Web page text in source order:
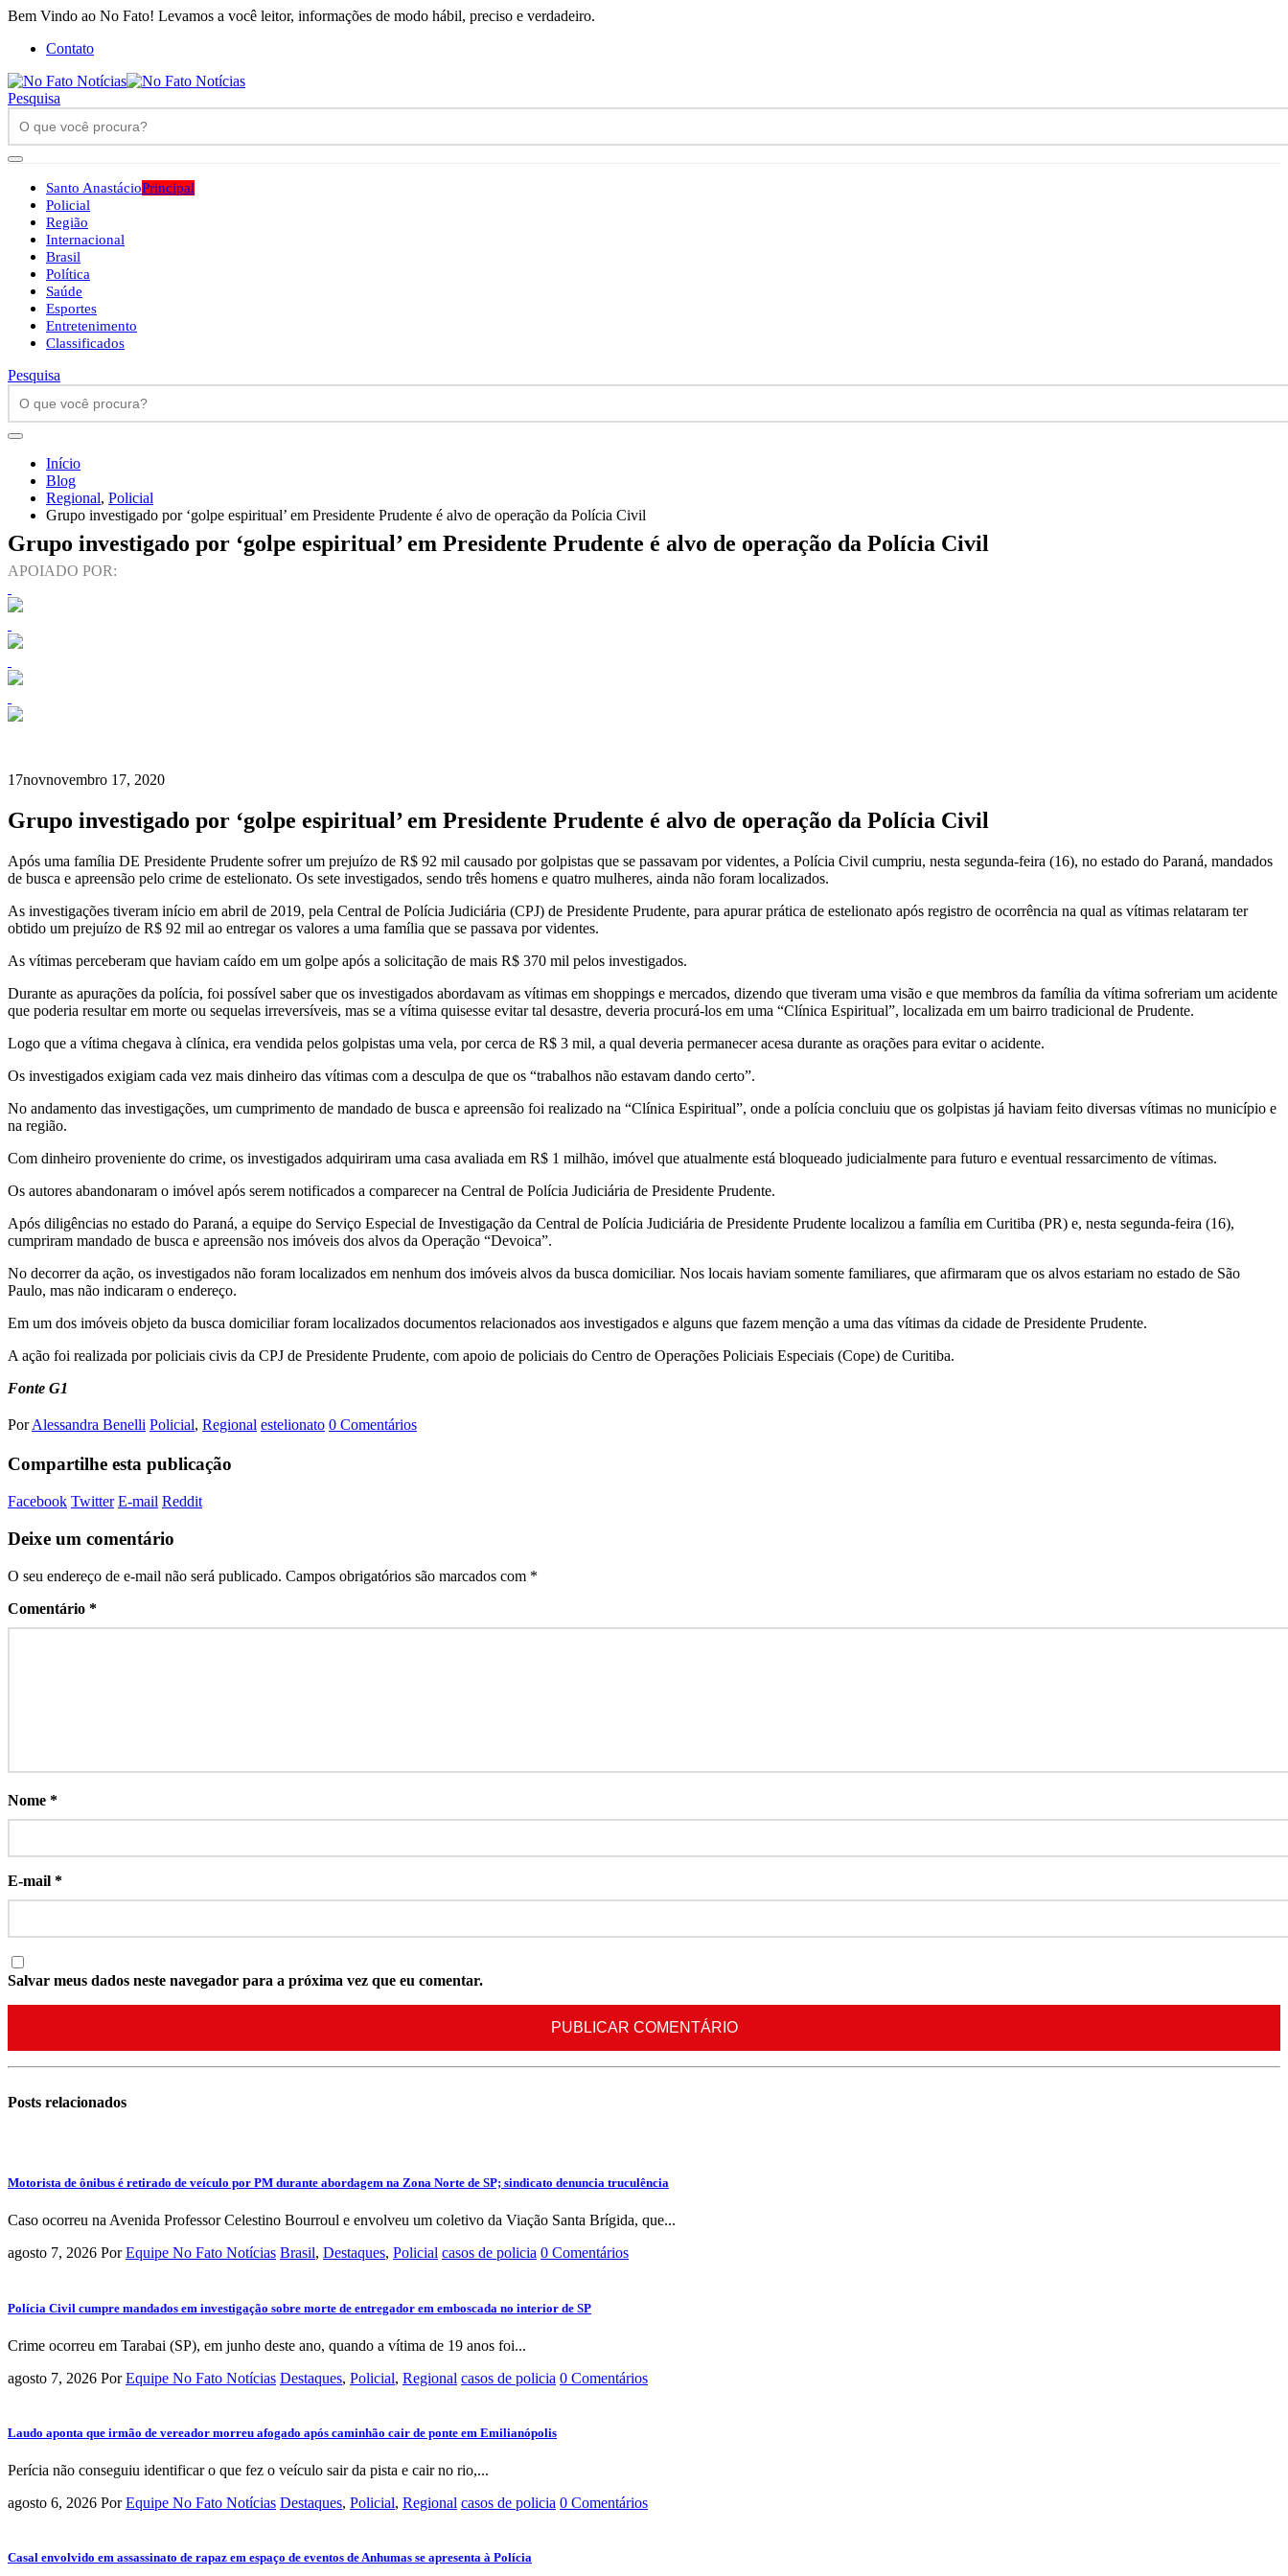
Bem Vindo ao No Fato! Levamos a você leitor, informações de modo hábil, preciso e verdadeiro.
Contato
Pesquisa
Santo AnastácioPrincipal
Policial
Região
Internacional
Brasil
Política
Saúde
Esportes
Entretenimento
Classificados
Pesquisa
Início
Blog
Regional, Policial
Grupo investigado por ‘golpe espiritual’ em Presidente Prudente é alvo de operação da Polícia Civil
Grupo investigado por ‘golpe espiritual’ em Presidente Prudente é alvo de operação da Polícia Civil
APOIADO POR:
17novnovembro 17, 2020
Grupo investigado por ‘golpe espiritual’ em Presidente Prudente é alvo de operação da Polícia Civil
Após uma família DE Presidente Prudente sofrer um prejuízo de R$ 92 mil causado por golpistas que se passavam por videntes, a Polícia Civil cumpriu, nesta segunda-feira (16), no estado do Paraná, mandados
de busca e apreensão pelo crime de estelionato. Os sete investigados, sendo três homens e quatro mulheres, ainda não foram localizados.
As investigações tiveram início em abril de 2019, pela Central de Polícia Judiciária (CPJ) de Presidente Prudente, para apurar prática de estelionato após registro de ocorrência na qual as vítimas relataram ter
obtido um prejuízo de R$ 92 mil ao entregar os valores a uma família que se passava por videntes.
As vítimas perceberam que haviam caído em um golpe após a solicitação de mais R$ 370 mil pelos investigados.
Durante as apurações da polícia, foi possível saber que os investigados abordavam as vítimas em shoppings e mercados, dizendo que tiveram uma visão e que membros da família da vítima sofreriam um acidente
que poderia resultar em morte ou sequelas irreversíveis, mas se a vítima quisesse evitar tal desastre, deveria procurá-los em uma “Clínica Espiritual”, localizada em um bairro tradicional de Prudente.
Logo que a vítima chegava à clínica, era vendida pelos golpistas uma vela, por cerca de R$ 3 mil, a qual deveria permanecer acesa durante as orações para evitar o acidente.
Os investigados exigiam cada vez mais dinheiro das vítimas com a desculpa de que os “trabalhos não estavam dando certo”.
No andamento das investigações, um cumprimento de mandado de busca e apreensão foi realizado na “Clínica Espiritual”, onde a polícia concluiu que os golpistas já haviam feito diversas vítimas no município e
na região.
Com dinheiro proveniente do crime, os investigados adquiriram uma casa avaliada em R$ 1 milhão, imóvel que atualmente está bloqueado judicialmente para futuro e eventual ressarcimento de vítimas.
Os autores abandonaram o imóvel após serem notificados a comparecer na Central de Polícia Judiciária de Presidente Prudente.
Após diligências no estado do Paraná, a equipe do Serviço Especial de Investigação da Central de Polícia Judiciária de Presidente Prudente localizou a família em Curitiba (PR) e, nesta segunda-feira (16),
cumpriram mandado de busca e apreensão nos imóveis dos alvos da Operação “Devoica”.
No decorrer da ação, os investigados não foram localizados em nenhum dos imóveis alvos da busca domiciliar. Nos locais haviam somente familiares, que afirmaram que os alvos estariam no estado de São
Paulo, mas não indicaram o endereço.
Em um dos imóveis objeto da busca domiciliar foram localizados documentos relacionados aos investigados e alguns que fazem menção a uma das vítimas da cidade de Presidente Prudente.
A ação foi realizada por policiais civis da CPJ de Presidente Prudente, com apoio de policiais do Centro de Operações Policiais Especiais (Cope) de Curitiba.
Fonte G1
Por Alessandra Benelli Policial, Regional estelionato 0 Comentários
Compartilhe esta publicação
Facebook Twitter E-mail Reddit
Deixe um comentário
O seu endereço de e-mail não será publicado. Campos obrigatórios são marcados com *
Comentário *
Nome *
E-mail *
Salvar meus dados neste navegador para a próxima vez que eu comentar.
Posts relacionados
Motorista de ônibus é retirado de veículo por PM durante abordagem na Zona Norte de SP; sindicato denuncia truculência
Caso ocorreu na Avenida Professor Celestino Bourroul e envolveu um coletivo da Viação Santa Brígida, que...
agosto 7, 2026 Por Equipe No Fato Notícias Brasil, Destaques, Policial casos de policia 0 Comentários
Polícia Civil cumpre mandados em investigação sobre morte de entregador em emboscada no interior de SP
Crime ocorreu em Tarabai (SP), em junho deste ano, quando a vítima de 19 anos foi...
agosto 7, 2026 Por Equipe No Fato Notícias Destaques, Policial, Regional casos de policia 0 Comentários
Laudo aponta que irmão de vereador morreu afogado após caminhão cair de ponte em Emilianópolis
Perícia não conseguiu identificar o que fez o veículo sair da pista e cair no rio,...
agosto 6, 2026 Por Equipe No Fato Notícias Destaques, Policial, Regional casos de policia 0 Comentários
Casal envolvido em assassinato de rapaz em espaço de eventos de Anhumas se apresenta à Polícia